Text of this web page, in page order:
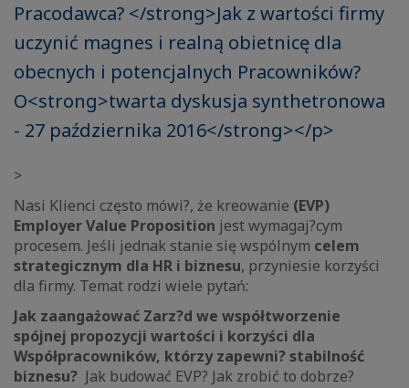
Pracodawca? </strong>Jak z wartości firmy
uczynić magnes i realną obietnicę dla
obecnych i potencjalnych Pracowników?
O<strong>twarta dyskusja synthetronowa
- 27 października 2016</strong></p>
>
Nasi Klienci często mówi?, że kreowanie (EVP)
Employer Value Proposition jest wymagaj?cym
procesem. Jeśli jednak stanie się wspólnym celem
strategicznym dla HR i biznesu, przyniesie korzyści
dla firmy. Temat rodzi wiele pytań:
Jak zaangażować Zarz?d we współtworzenie
spójnej propozycji wartości i korzyści dla
Współpracowników, którzy zapewni? stabilność
biznesu? Jak budować EVP? Jak zrobić to dobrze?